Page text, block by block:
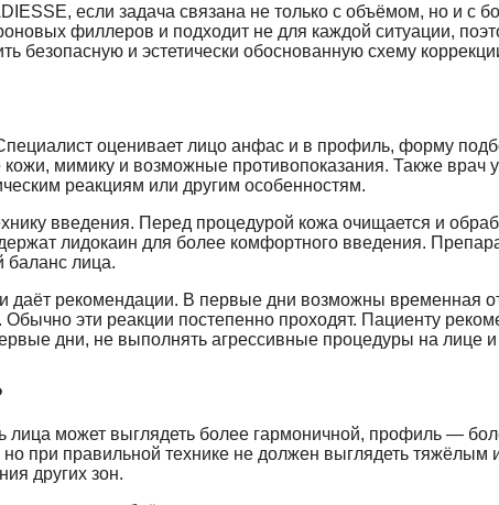
, если задача связана не только с объёмом, но и с
филлеров и подходит не для каждой ситуации,
безопасную и эстетически обоснованную схему
оценивает лицо анфас и в профиль, форму
мимику и возможные противопоказания. Также
реакциям или другим особенностям.
введения. Перед процедурой кожа очищается и
лидокаин для более комфортного введения.
баланс лица.
даёт рекомендации. В первые дни возможны временная
эти реакции постепенно проходят. Пациенту
дни, не выполнять агрессивные процедуры на лице
лица может выглядеть более гармоничной, профиль —
при правильной технике не должен выглядеть тяжёлым
других зон.